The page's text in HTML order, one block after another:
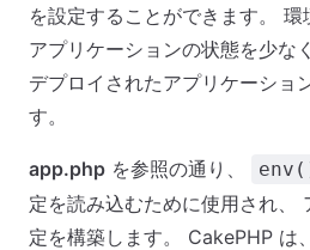
を設定することができます。 環
アプリケーションの状態を少な
デプロイされたアプリケーショ
す。
app.php を参照の通り、
定を読み込むために使用され、
定を構築します。 CakePHP は